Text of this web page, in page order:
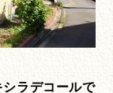
ラデコールで